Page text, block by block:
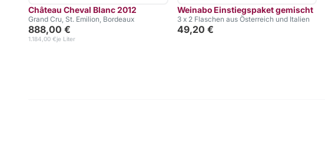
Château Cheval Blanc 2012
Grand Cru, St. Emilion, Bordeaux
888,00 €
je Liter
1.184,00 €
Weinabo Einstiegspaket gemischt
3 x 2 Flaschen aus Österreich und Italien
49,20 €